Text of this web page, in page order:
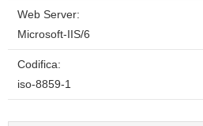
Web Server:
Microsoft-IIS/6
Codifica:
iso-8859-1